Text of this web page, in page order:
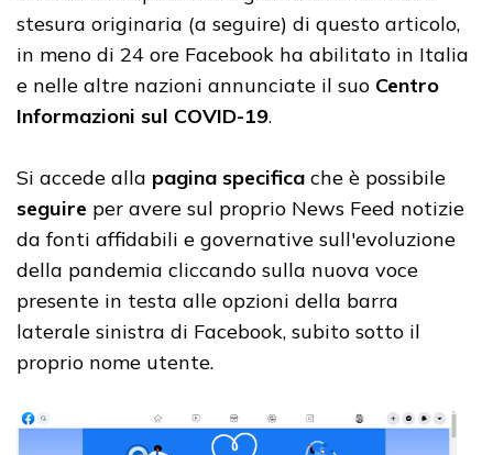
stesura originaria (a seguire) di questo articolo,
in meno di 24 ore Facebook ha abilitato in Italia
e nelle altre nazioni annunciate il suo Centro
Informazioni sul COVID-19.
Si accede alla pagina specifica che è possibile
seguire per avere sul proprio News Feed notizie
da fonti affidabili e governative sull'evoluzione
della pandemia cliccando sulla nuova voce
presente in testa alle opzioni della barra
laterale sinistra di Facebook, subito sotto il
proprio nome utente.